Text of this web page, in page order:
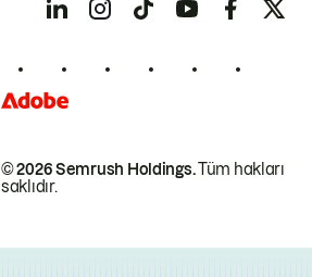
© 2026 Semrush Holdings.Tüm hakları
saklıdır.